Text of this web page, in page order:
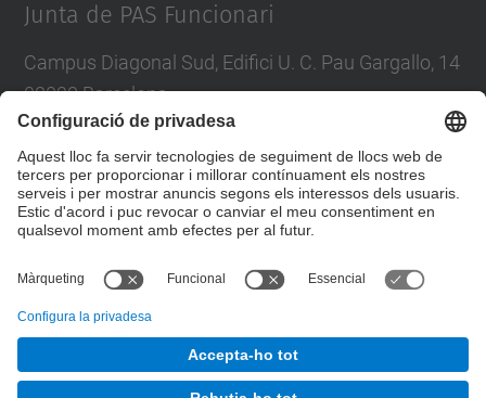
Junta de PAS Funcionari
Campus Diagonal Sud, Edifici U. C. Pau Gargallo, 14
08028 Barcelona
E-mail :junta.pasf@upc.edu
Formulari de contacte
Junta PAS Funcionari